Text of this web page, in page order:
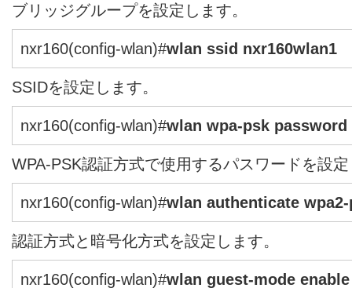
ブリッジグループを設定します。
nxr160(config-wlan)#wlan ssid nxr160wlan1
SSIDを設定します。
nxr160(config-wlan)#wlan wpa-psk password
WPA-PSK認証方式で使用するパスワードを設
nxr160(config-wlan)#wlan authenticate
認証方式と暗号化方式を設定します。
nxr160(config-wlan)#wlan guest-mode enable